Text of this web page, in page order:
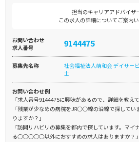
担当のキャリアアドバイザ
この求人の詳細についてご案内
お問い合わせ
求人番号
9144475
募集先名称
社会福祉法人萌和会 デイサー
士
お問い合わせ例
「求人番号9144475に興味があるので、詳細を教え
「残業が少なめの病院をJR○○線の沿線で探してい
りますか？」
「訪問リハビリの募集を都内で探しています。マイ
る○○○○○以外におすすめの求人はありますか？」